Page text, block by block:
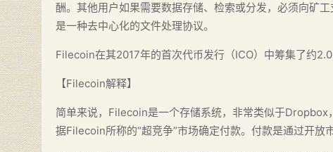
酬。其他用户如果需要数据存储、检索或分发，必须向矿
是一种去中心化的文件处理协议。
Filecoin在其2017年的首次代币发行（ICO）中筹集了约
【Filecoin解释】
简单来说，Filecoin是一个存储系统，非常类似于
据Filecoin所称的“超竞争”市场确定付款。付款是通过开放